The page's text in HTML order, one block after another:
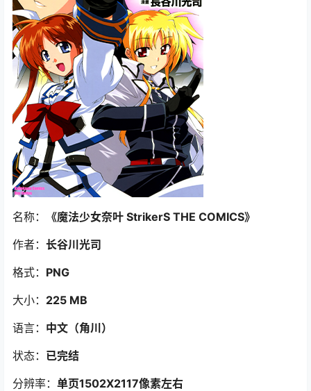
名称： 《魔法少女奈叶 StrikerS THE COMICS》
作者： 长谷川光司
格式： PNG
大小： 225 MB
语言： 中文（角川 ）
状态： 已完结
分辨率： 单页1502X2117像素左右